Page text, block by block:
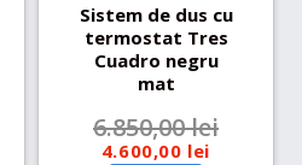
Sistem de dus cu
termostat Tres
Cuadro negru
mat
6.850,00lei
4.600,00 lei